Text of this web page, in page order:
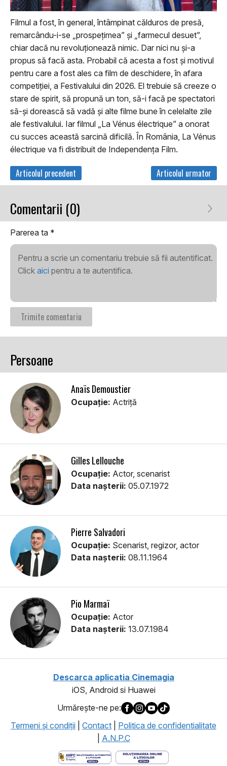
Filmul a fost, în general, întâmpinat călduros de presă,
remarcându-i-se „prospețimea” și „farmecul desuet”,
chiar dacă nu revoluționează nimic. Dar nici nu și-a
propus să facă asta. Probabil că acesta a fost și motivul
pentru care a fost ales ca film de deschidere, în afara
competiției, a Festivalului din 2026. El trebuie să creeze o
stare de spirit, să propună un ton, să-i facă pe spectatori
să-și dorească să vadă și alte filme bune în celelalte zile
ale festivalului. Iar filmul „La Vénus électrique” a onorat
cu succes această sarcină dificilă. În România, La Vénus
électrique va fi distribuit de Independența Film.
Articolul precedent Articolul urmator
Comentarii (0)
Parerea ta *
Pentru a scrie un comentariu trebuie să fii autentificat.
Click aici pentru a te autentifica.
Persoane
Anaïs Demoustier
Ocupație: Actriţă
Gilles Lellouche
Ocupație: Actor, scenarist
Data nașterii: 05.07.1972
Pierre Salvadori
Ocupație: Scenarist, regizor, actor
Data nașterii: 08.11.1964
Pio Marmaï
Ocupație: Actor
Data nașterii: 13.07.1984
Descarca aplicatia Cinemagia
iOS, Android si Huawei
Urmăreşte-ne pe:
Termeni şi condiţii
Contact
Politica de confidentialitate
A.N.P.C